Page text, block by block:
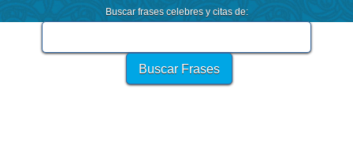
Buscar frases celebres y citas de: